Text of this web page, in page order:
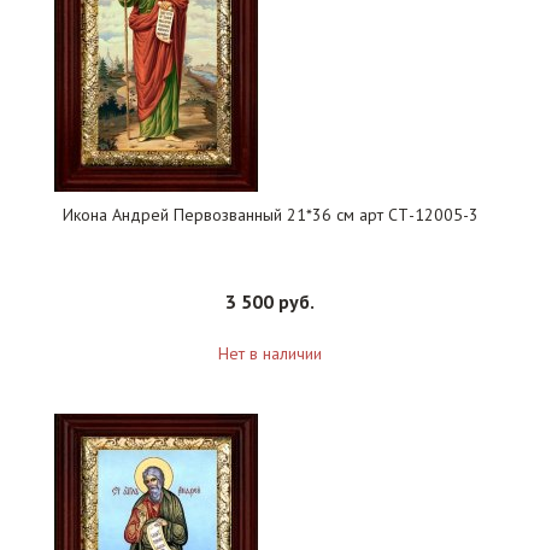
Икона Андрей Первозванный 21*36 см арт СТ-12005-3
3 500 руб.
Нет в наличии